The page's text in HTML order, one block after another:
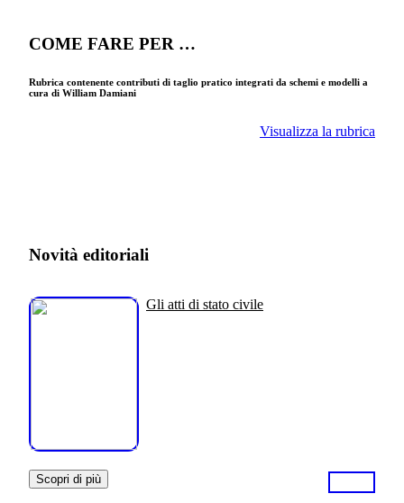
COME FARE PER …
Rubrica contenente contributi di taglio pratico integrati da schemi e modelli a
cura di William Damiani
Visualizza la rubrica
Novità editoriali
Gli atti di stato civile
Scopri di più